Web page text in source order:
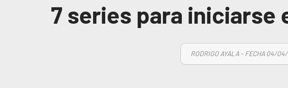
7 series para iniciarse
RODRIGO AYALA - FECHA 04/